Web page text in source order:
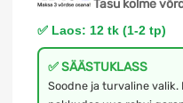
Tasu kolme
✅ Laos: 12 tk (1-2 tp)
✅ SÄÄSTUKLASS
Soodne ja turvaline